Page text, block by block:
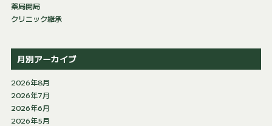
薬局開局
クリニック継承
月別アーカイブ
2026年8月
2026年7月
2026年6月
2026年5月